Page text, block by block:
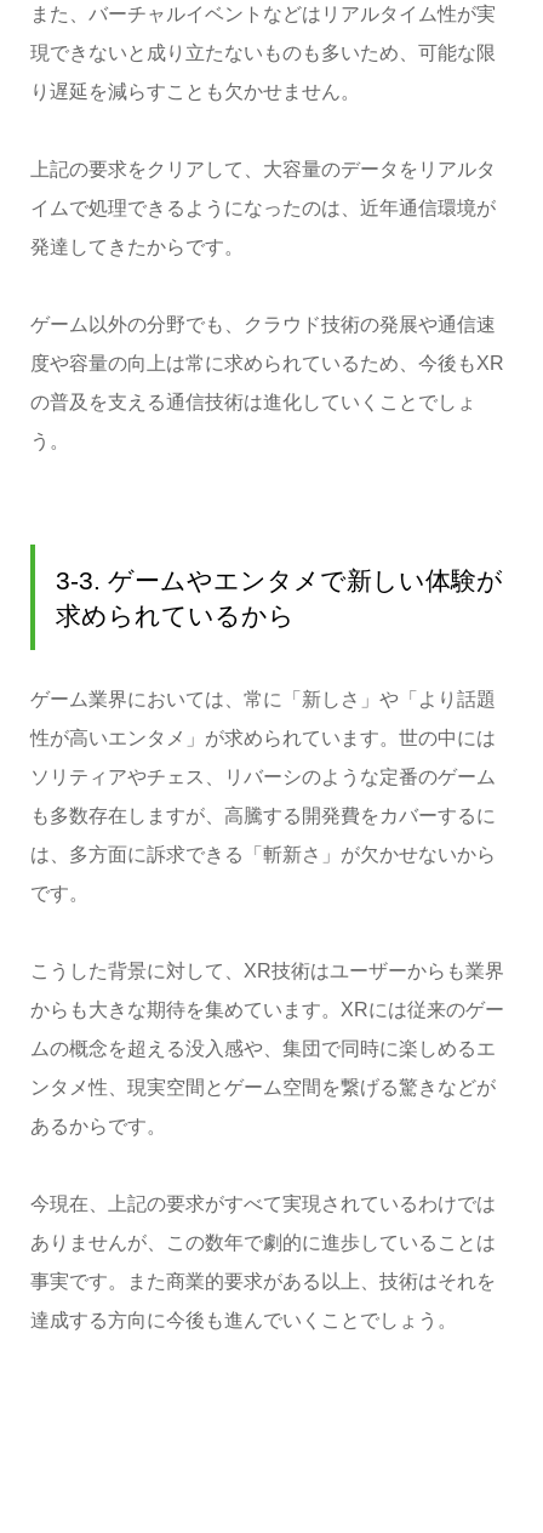
また、バーチャルイベントなどはリアルタイム性が実
現できないと成り立たないものも多いため、可能な限
り遅延を減らすことも欠かせません。
上記の要求をクリアして、大容量のデータをリアルタ
イムで処理できるようになったのは、近年通信環境が
発達してきたからです。
ゲーム以外の分野でも、クラウド技術の発展や通信速
度や容量の向上は常に求められているため、今後もXR
の普及を支える通信技術は進化していくことでしょ
う。
3-3. ゲームやエンタメで新しい体験が
求められているから
ゲーム業界においては、常に「新しさ」や「より話題
性が高いエンタメ」が求められています。世の中には
ソリティアやチェス、リバーシのような定番のゲーム
も多数存在しますが、高騰する開発費をカバーするに
は、多方面に訴求できる「斬新さ」が欠かせないから
です。
こうした背景に対して、XR技術はユーザーからも業界
からも大きな期待を集めています。XRには従来のゲー
ムの概念を超える没入感や、集団で同時に楽しめるエ
ンタメ性、現実空間とゲーム空間を繋げる驚きなどが
あるからです。
今現在、上記の要求がすべて実現されているわけでは
ありませんが、この数年で劇的に進歩していることは
事実です。また商業的要求がある以上、技術はそれを
達成する方向に今後も進んでいくことでしょう。